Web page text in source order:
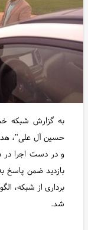
به گزارش شبکه
حسین آل علی"، هدف
و در دست اجرا در
بازدید ضمن پاسخ
برداری از شبکه،
شد.